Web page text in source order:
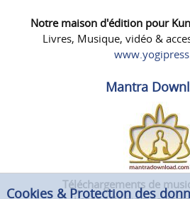
Notre maison d'édition pour
Livres, Musique, vidéo &
Mantra
Téléchargements de
Cookies & Protection des